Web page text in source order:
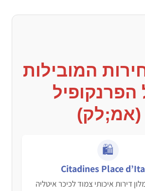
המובילות
(אמ;לק)
🛍️
Citadines Place
דירות איכותי צמוד לכיכר איטליה